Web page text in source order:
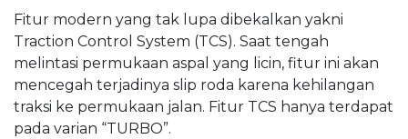
Fitur modern yang tak lupa dibekalkan yakni
Traction Control System (TCS). Saat tengah
melintasi permukaan aspal yang licin, fitur ini akan
mencegah terjadinya slip roda karena kehilangan
traksi ke permukaan jalan. Fitur TCS hanya terdapat
pada varian “TURBO”.